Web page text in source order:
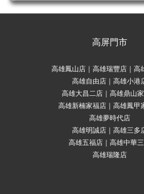
高屏門市
高雄鳳山店｜高雄瑞豐店｜高
高雄自由店｜高雄小港
高雄大昌二店｜高雄鼎山
高雄新楠家福店｜高雄鳳甲
高雄夢時代店
高雄明誠店｜高雄三多
高雄五福店｜高雄中華
高雄瑞隆店